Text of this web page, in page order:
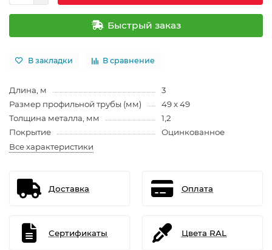
Быстрый заказ
В закладки В сравнение
Длина, м
3
Размер профильной трубы (мм)
49 х 49
Толщина металла, мм
1,2
Покрытие
Оцинкованное
Все характеристики
Доставка Оплата
Сертификаты Цвета RAL